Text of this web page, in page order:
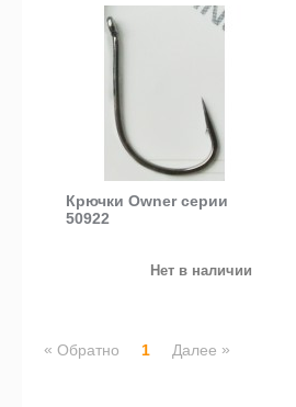
Крючки Owner серии
50922
Нет в наличии
« Обратно 1 Далее »